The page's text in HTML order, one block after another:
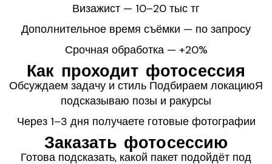
Визажист — 10–20 тыс тг
Дополнительное время съёмки — по запросу
Срочная обработка — +20%
Как проходит фотосессия
Обсуждаем задачу и стиль Подбираем локациюЯ
подсказываю позы и ракурсы
Через 1–3 дня получаете готовые фотографии
Заказать фотосессию
Готова подсказать, какой пакет подойдёт под